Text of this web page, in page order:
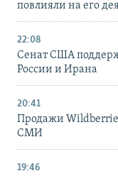
повлияли на его
22:08
Сенат США
России и Ирана
20:41
Продажи
СМИ
19:46